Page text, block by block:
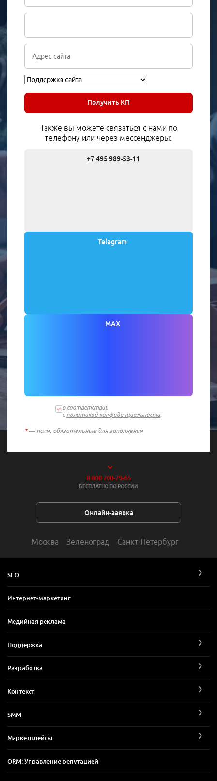
Получить КП
Также вы можете связаться с нами по
телефону или через мессенджеры:
+7 495 989-53-11
Telegram
MAX
в соответствии
с политикой конфиденциальности
*— поля, обязательные для заполнения
8 800 700-79-65
БЕСПЛАТНО ПО РОССИИ
Онлайн-заявка
Москва Зеленоград Санкт-Петербург
SEO
Интернет-маркетинг
Медийная реклама
Поддержка
Разработка
Контекст
SMM
Маркетплейсы
ORM: Управление репутацией